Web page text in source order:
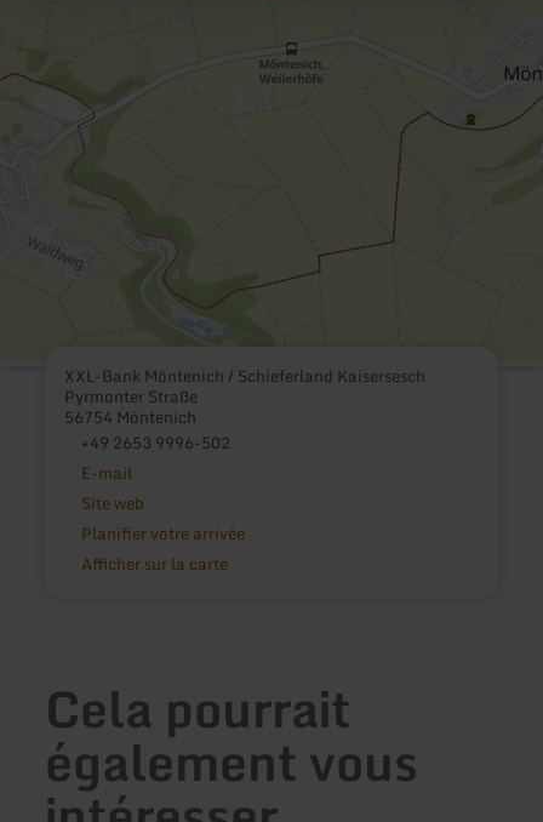
XXL-Bank Möntenich / Schieferland Kaisersesch
Pyrmonter Straße
56754 Möntenich
+49 2653 9996-502
E-mail
Site web
Planifier votre arrivée
Afficher sur la carte
Cela pourrait
également vous